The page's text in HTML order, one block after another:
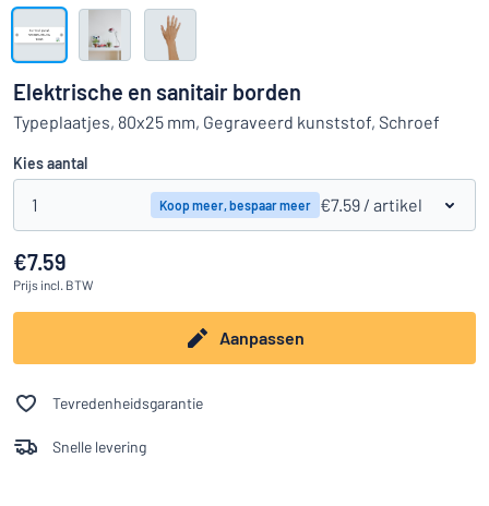
Kun je niet vinden wat je zoekt? Ontwerp uw bord hier
Toon alle categorieën
Inloggen
Klantenservice
Consument Bedrijf
Elektrische en sanitair borden
Typeplaatjes, 80x25 mm, Gegraveerd kunststof, Schroef
Kies aantal
1 Koop meer, bespaar meer €7.59 / artikel
€7.59
Prijs incl. BTW
Aanpassen
Tevredenheidsgarantie
Snelle levering